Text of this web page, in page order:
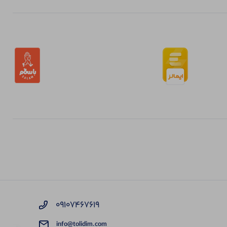
09107467619
info@tolidim.com